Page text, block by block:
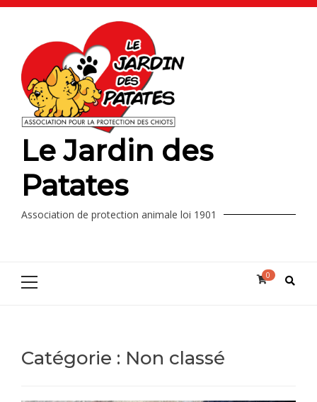
Le Jardin des
Patates
Association de protection animale loi 1901
0
Catégorie : Non classé